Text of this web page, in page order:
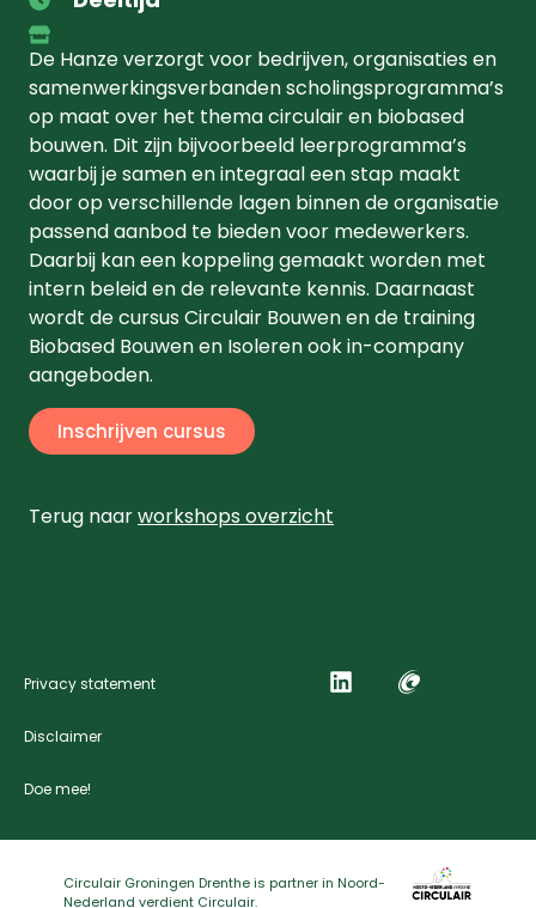
De Hanze verzorgt voor bedrijven, organisaties en
samenwerkingsverbanden scholingsprogramma’s
op maat over het thema circulair en biobased
bouwen. Dit zijn bijvoorbeeld leerprogramma’s
waarbij je samen en integraal een stap maakt
door op verschillende lagen binnen de organisatie
passend aanbod te bieden voor medewerkers.
Daarbij kan een koppeling gemaakt worden met
intern beleid en de relevante kennis. Daarnaast
wordt de cursus Circulair Bouwen en de training
Biobased Bouwen en Isoleren ook in-company
aangeboden.
Inschrijven cursus
Terug naarworkshops overzicht
Privacy statement
Disclaimer
Doe mee!
Circulair Groningen Drenthe is partner in Noord-
Nederland verdient Circulair.